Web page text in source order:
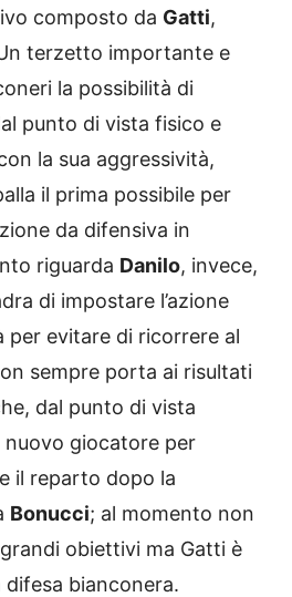
composto da Gatti,
terzetto importante e
la possibilità di
punto di vista fisico e
la sua aggressività,
il prima possibile per
da difensiva in
riguarda Danilo, invece,
di impostare l’azione
per evitare di ricorrere al
sempre porta ai risultati
dal punto di vista
giocatore per
il reparto dopo la
Bonucci; al momento non
obiettivi ma Gatti è
bianconera.